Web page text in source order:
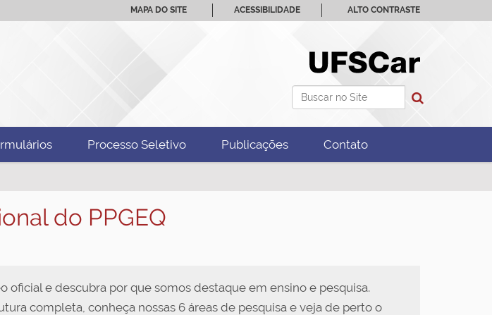
Busca
MAPA DO SITE ACESSIBILIDADE ALTO CONTRASTE
Processo Seletivo Publicações Contato
do PPGEQ
oficial e descubra por que somos destaque em ensino e pesquisa.
completa, conheça nossas 6 áreas de pesquisa e veja de perto o